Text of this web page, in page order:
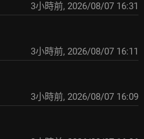
3小時前, 2026/08/07 16:31
3小時前, 2026/08/07 16:11
3小時前, 2026/08/07 16:09